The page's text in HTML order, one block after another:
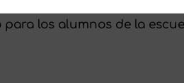
los alumnos de la